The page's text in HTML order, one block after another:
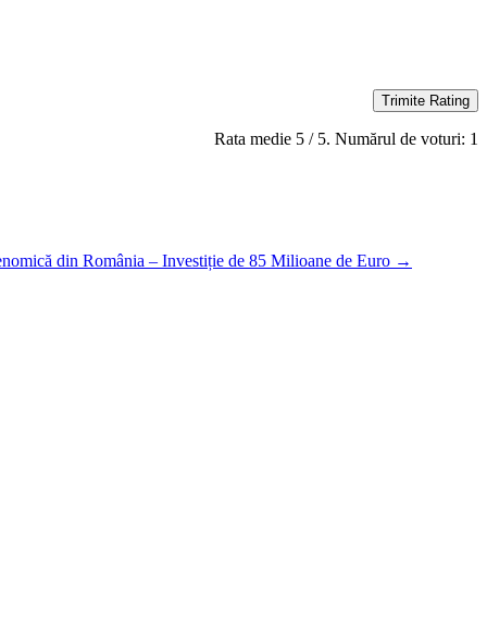
Trimite Rating
Rata medie 5 / 5. Numărul de voturi: 1
din România – Investiție de 85 Milioane de Euro →